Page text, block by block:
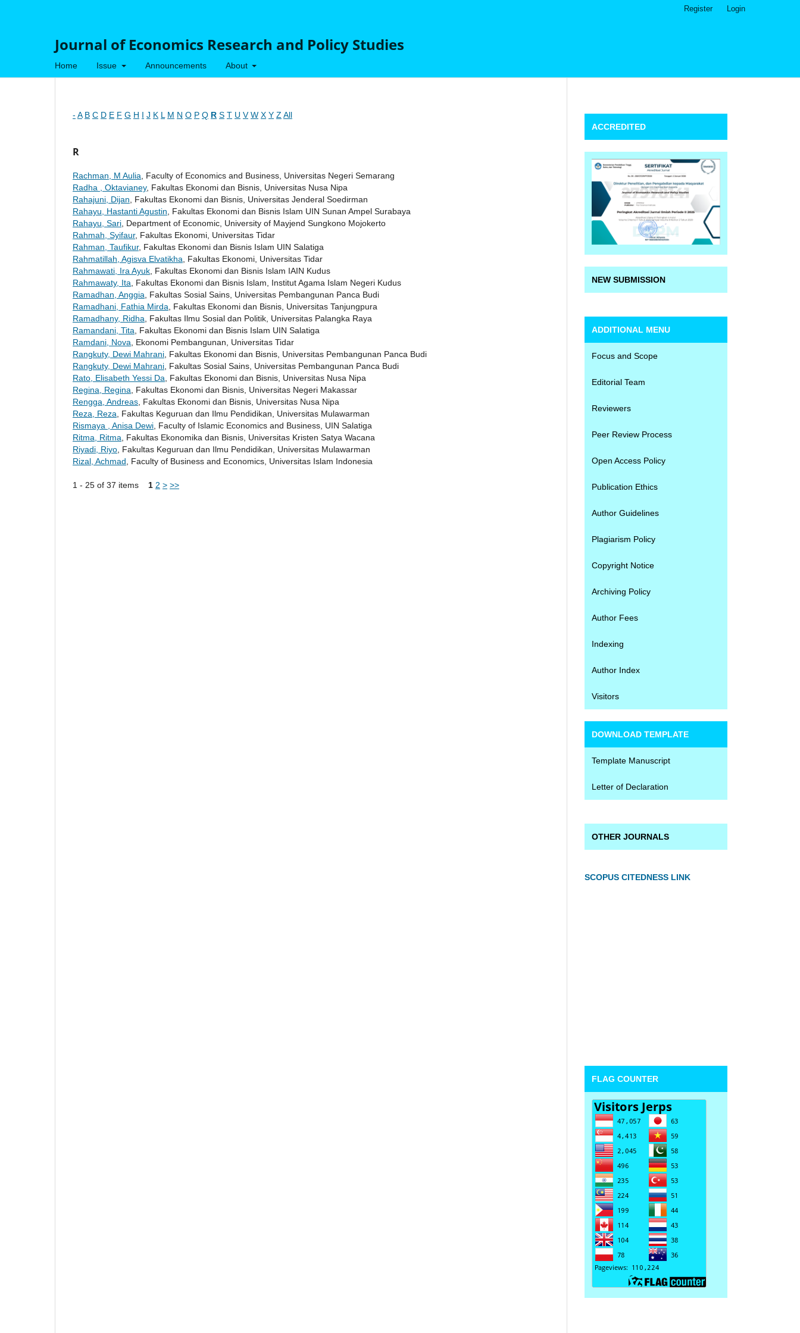
Journal of Economics Research and Policy Studies
Home Issue Announcements About
Register Login
- A B C D E F G H I J K L M N O P Q R S T U V W X Y Z All
R
Rachman, M Aulia , Faculty of Economics and Business, Universitas Negeri Semarang
Radha , Oktavianey, Fakultas Ekonomi dan Bisnis, Universitas Nusa Nipa
Rahajuni, Dijan , Fakultas Ekonomi dan Bisnis, Universitas Jenderal Soedirman
Rahayu, Hastanti Agustin , Fakultas Ekonomi dan Bisnis Islam UIN Sunan Ampel Surabaya
Rahayu, Sari , Department of Economic, University of Mayjend Sungkono Mojokerto
Rahmah, Syifaur, Fakultas Ekonomi, Universitas Tidar
Rahman, Taufikur, Fakultas Ekonomi dan Bisnis Islam UIN Salatiga
Rahmatillah, Agisva Elvatikha , Fakultas Ekonomi, Universitas Tidar
Rahmawati, Ira Ayuk , Fakultas Ekonomi dan Bisnis Islam IAIN Kudus
Rahmawaty, Ita , Fakultas Ekonomi dan Bisnis Islam, Institut Agama Islam Negeri Kudus
Ramadhan, Anggia , Fakultas Sosial Sains, Universitas Pembangunan Panca Budi
Ramadhani, Fathia Mirda , Fakultas Ekonomi dan Bisnis, Universitas Tanjungpura
Ramadhany, Ridha , Fakultas Ilmu Sosial dan Politik, Universitas Palangka Raya
Ramandani, Tita , Fakultas Ekonomi dan Bisnis Islam UIN Salatiga
Ramdani, Nova , Ekonomi Pembangunan, Universitas Tidar
Rangkuty, Dewi Mahrani , Fakultas Ekonomi dan Bisnis, Universitas Pembangunan Panca Budi
Rangkuty, Dewi Mahrani , Fakultas Sosial Sains, Universitas Pembangunan Panca Budi
Rato, Elisabeth Yessi Da , Fakultas Ekonomi dan Bisnis, Universitas Nusa Nipa
Regina, Regina , Fakultas Ekonomi dan Bisnis, Universitas Negeri Makassar
Rengga, Andreas , Fakultas Ekonomi dan Bisnis, Universitas Nusa Nipa
Reza, Reza , Fakultas Keguruan dan Ilmu Pendidikan, Universitas Mulawarman
Rismaya , Anisa Dewi , Faculty of Islamic Economics and Business, UIN Salatiga
Ritma, Ritma , Fakultas Ekonomika dan Bisnis, Universitas Kristen Satya Wacana
Riyadi, Riyo , Fakultas Keguruan dan Ilmu Pendidikan, Universitas Mulawarman
Rizal, Achmad , Faculty of Business and Economics, Universitas Islam Indonesia
1 - 25 of 37 items 1 2 > >>
ACCREDITED
NEW SUBMISSION
ADDITIONAL MENU
Focus and Scope
Editorial Team
Reviewers
Peer Review Process
Open Access Policy
Publication Ethics
Author Guidelines
Plagiarism Policy
Copyright Notice
Archiving Policy
Author Fees
Indexing
Author Index
Visitors
DOWNLOAD TEMPLATE
Template Manuscript
Letter of Declaration
OTHER JOURNALS
SCOPUS CITEDNESS LINK
FLAG COUNTER